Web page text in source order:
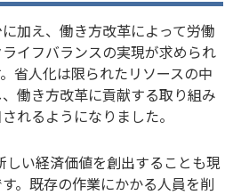
加え、働き方改革によって労働
イフバランスの実現が求められ
省人化は限られたリソースの中
働き方改革に貢献する取り組み
れるようになりました。
しい経済価値を創出することも現
。既存の作業にかかる人員を削